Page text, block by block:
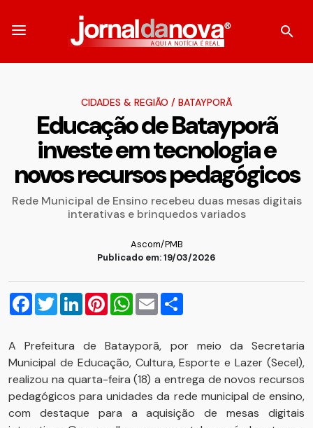
CIDADES & REGIÃO / BATAYPORÃ
Educação de Batayporã
investe em tecnologia e
novos recursos pedagógicos
Rede Municipal de Ensino recebeu duas mesas digitais
interativas e brinquedos variados
Ascom/PMB
Publicado em: 19/03/2026
Facebook
TwitterLinkedInPinterestWhatsApp
Email
A Prefeitura de Batayporã, por meio da Secretaria
Municipal de Educação, Cultura, Esporte e Lazer (Secel),
realizou na quarta-feira (18) a entrega de novos recursos
pedagógicos para unidades da rede municipal de ensino,
com destaque para a aquisição de mesas digitais